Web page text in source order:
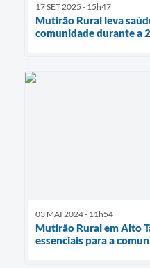
17 SET 2025 - 15h47
Mutirão Rural leva
comunidade durante a
03 MAI 2024 - 11h54
Mutirão Rural em Alto
essenciais para a